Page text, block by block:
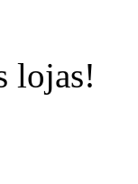
lojas!